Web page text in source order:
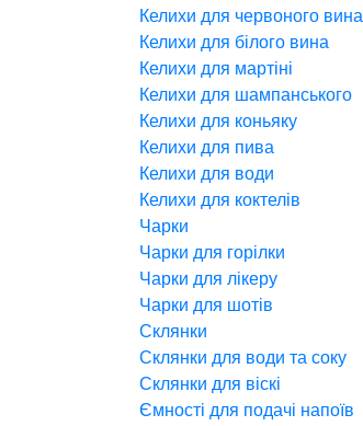
Келихи для червоного вина
Келихи для білого вина
Келихи для мартіні
Келихи для шампанського
Келихи для коньяку
Келихи для пива
Келихи для води
Келихи для коктелів
Чарки
Чарки для горілки
Чарки для лікеру
Чарки для шотів
Склянки
Склянки для води та соку
Склянки для віскі
Ємності для подачі напоїв